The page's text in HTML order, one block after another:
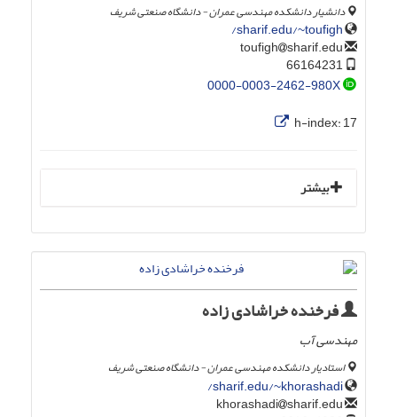
دانشیار دانشکده مهندسی عمران - دانشگاه صنعتی شریف
sharif.edu/~toufigh/
sharif.edu
0000-0003-2462-980X
h-index:17
بیشتر
فرخنده خراشادی زاده
مهندسی آب
استادیار دانشکده مهندسی عمران - دانشگاه صنعتی شریف
sharif.edu/~khorashadi/
sharif.edu